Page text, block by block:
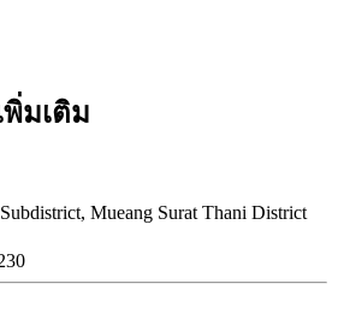
มเติม
Mueang Surat Thani District